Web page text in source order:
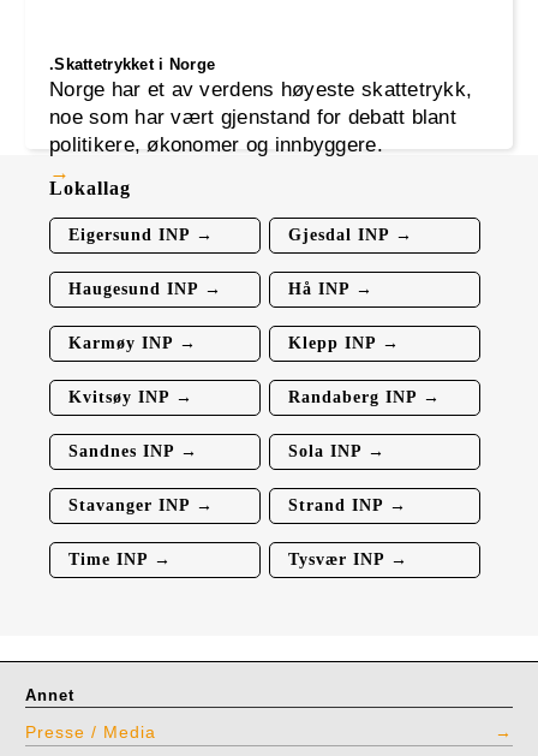
.Skattetrykket i Norge
Norge har et av verdens høyeste skattetrykk,
noe som har vært gjenstand for debatt blant
politikere, økonomer og innbyggere.
Lokallag
Eigersund INP → Gjesdal INP →
Haugesund INP → Hå INP →
Karmøy INP → Klepp INP →
Kvitsøy INP → Randaberg INP →
Sandnes INP → Sola INP →
Stavanger INP → Strand INP →
Time INP → Tysvær INP →
Annet
Presse / Media